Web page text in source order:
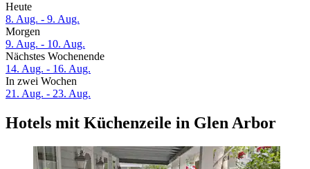
Heute
8. Aug. - 9. Aug.
Morgen
9. Aug. - 10. Aug.
Nächstes Wochenende
14. Aug. - 16. Aug.
In zwei Wochen
21. Aug. - 23. Aug.
Hotels mit Küchenzeile in Glen Arbor